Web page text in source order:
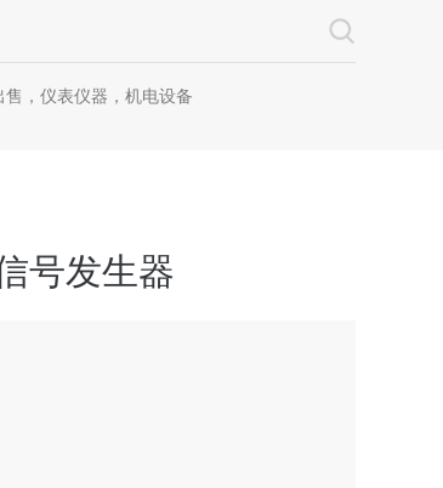
，仪表仪器，机电设备
号发生器